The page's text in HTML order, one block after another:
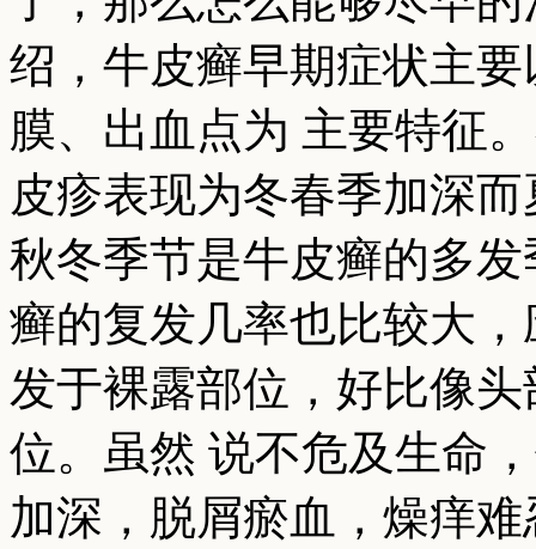
绍，牛皮癣早期症状主
膜、出血点为 主要特征
皮疹表现为冬春季加深
秋冬季节是牛皮癣的多
癣的复发几率也比较大
发于裸露部位，好比像
位。虽然 说不危及生命
加深，脱屑瘀血，燥痒